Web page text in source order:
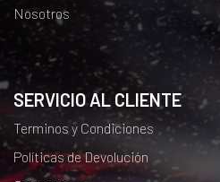
Nosotros
SERVICIO AL CLIENTE
Terminos y Condiciones
Políticas de Devolución